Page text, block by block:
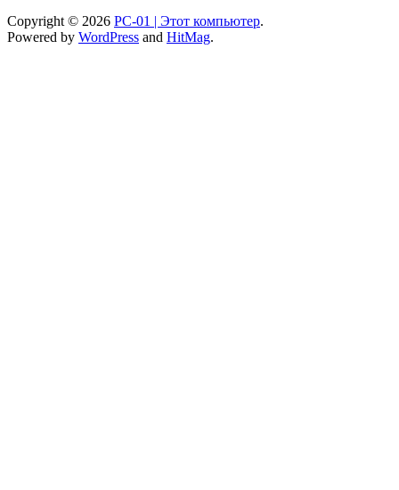
Copyright © 2026 PC-01 | Этот компьютер.
Powered by WordPress and HitMag.